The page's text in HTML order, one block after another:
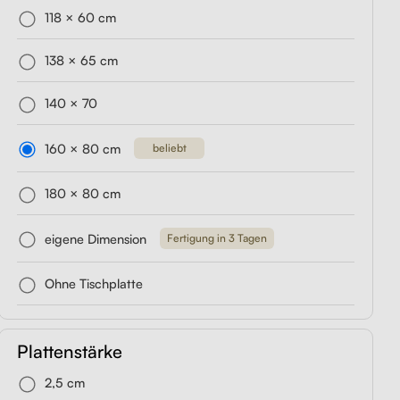
Liftor Expert
Liftor Active, schwarz
aus 329,00 €
Liftor Storage,
schwarz
Plattenstärke
2,5 cm
118 × 60 cm
138 × 65 cm
140 × 70
160 × 80 cm beliebt
180 × 80 cm
eigene Dimension Fertigung in 3 Tagen
Ohne Tischplatte